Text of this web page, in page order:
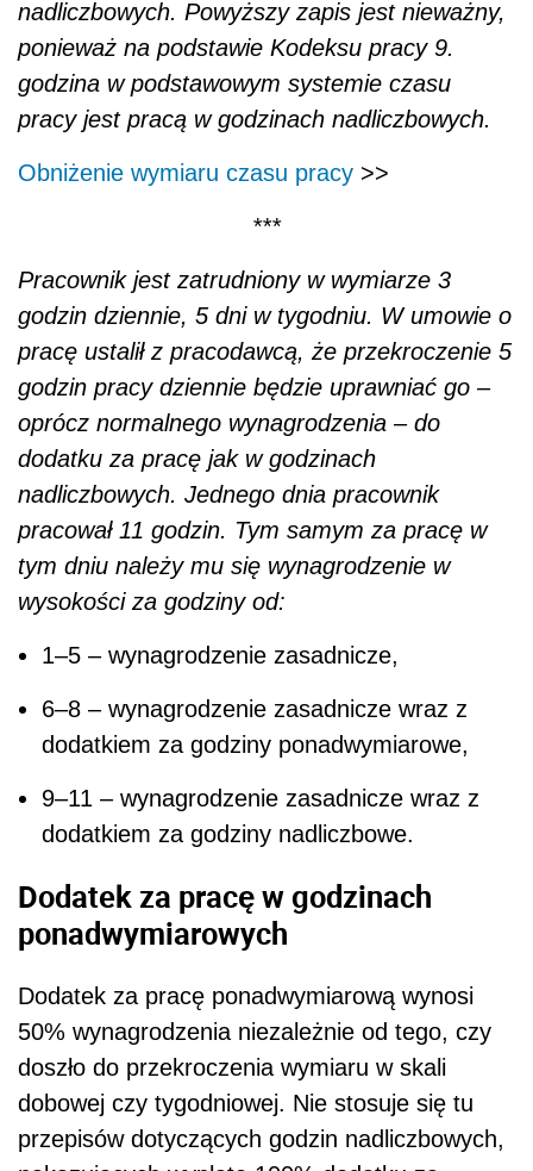
nadliczbowych. Powyższy zapis jest nieważny,
ponieważ na podstawie Kodeksu pracy 9.
godzina w podstawowym systemie czasu
pracy jest pracą w godzinach nadliczbowych.
Obniżenie wymiaru czasu pracy >>
***
Pracownik jest zatrudniony w wymiarze 3
godzin dziennie, 5 dni w tygodniu. W umowie o
pracę ustalił z pracodawcą, że przekroczenie 5
godzin pracy dziennie będzie uprawniać go –
oprócz normalnego wynagrodzenia – do
dodatku za pracę jak w godzinach
nadliczbowych. Jednego dnia pracownik
pracował 11 godzin. Tym samym za pracę w
tym dniu należy mu się wynagrodzenie w
wysokości za godziny od:
1–5 – wynagrodzenie zasadnicze,
6–8 – wynagrodzenie zasadnicze wraz z
dodatkiem za godziny ponadwymiarowe,
9–11 – wynagrodzenie zasadnicze wraz z
dodatkiem za godziny nadliczbowe.
Dodatek za pracę w godzinach
ponadwymiarowych
Dodatek za pracę ponadwymiarową wynosi
50% wynagrodzenia niezależnie od tego, czy
doszło do przekroczenia wymiaru w skali
dobowej czy tygodniowej. Nie stosuje się tu
przepisów dotyczących godzin nadliczbowych,